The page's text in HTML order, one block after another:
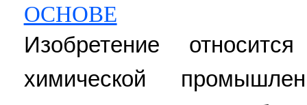
ОСНОВЕ
Изобретение
химической